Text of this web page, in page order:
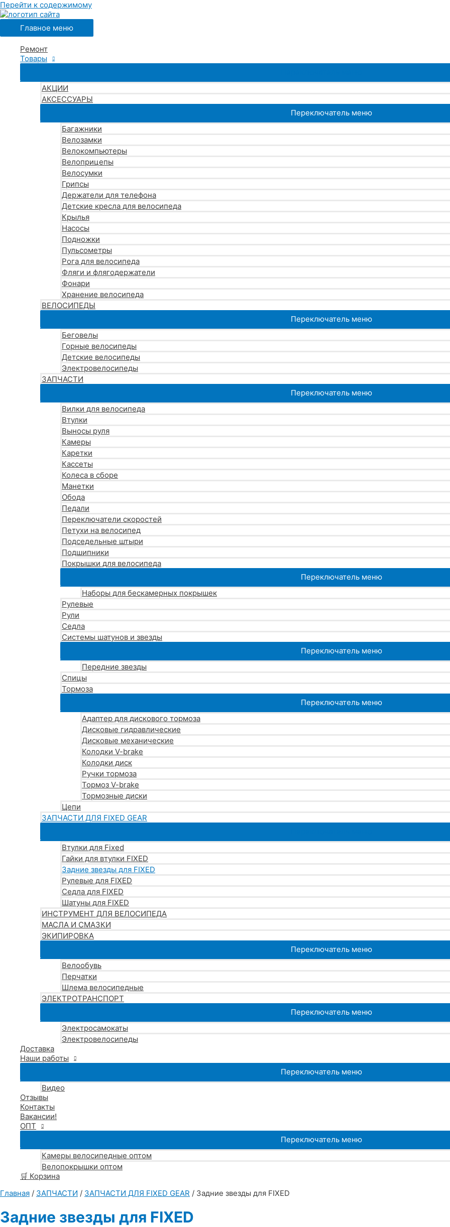
Перейти к содержимому
Главное меню
Ремонт
Товары
АКЦИИ
АКСЕССУАРЫ
Переключатель меню
Багажники
Велозамки
Велокомпьютеры
Велоприцепы
Велосумки
Грипсы
Держатели для телефона
Детские кресла для велосипеда
Крылья
Насосы
Подножки
Пульсометры
Рога для велосипеда
Фляги и флягодержатели
Фонари
Хранение велосипеда
ВЕЛОСИПЕДЫ
Переключатель меню
Беговелы
Горные велосипеды
Детские велосипеды
Электровелосипеды
ЗАПЧАСТИ
Переключатель меню
Вилки для велосипеда
Втулки
Выносы руля
Камеры
Каретки
Кассеты
Колеса в сборе
Манетки
Обода
Педали
Переключатели скоростей
Петухи на велосипед
Подседельные штыри
Подшипники
Покрышки для велосипеда
Переключатель меню
Наборы для бескамерных покрышек
Рулевые
Рули
Седла
Системы шатунов и звезды
Переключатель меню
Передние звезды
Спицы
Тормоза
Переключатель меню
Адаптер для дискового тормоза
Дисковые гидравлические
Дисковые механические
Колодки V-brake
Колодки диск
Ручки тормоза
Тормоз V-brake
Тормозные диски
Цепи
ЗАПЧАСТИ ДЛЯ FIXED GEAR
Втулки для Fixed
Гайки для втулки FIXED
Задние звезды для FIXED
Рулевые для FIXED
Седла для FIXED
Шатуны для FIXED
ИНСТРУМЕНТ ДЛЯ ВЕЛОСИПЕДА
МАСЛА И СМАЗКИ
ЭКИПИРОВКА
Переключатель меню
Велообувь
Перчатки
Шлема велосипедные
ЭЛЕКТРОТРАНСПОРТ
Переключатель меню
Электросамокаты
Электровелосипеды
Доставка
Наши работы
Переключатель меню
Видео
Отзывы
Контакты
Вакансии!
ОПТ
Переключатель меню
Камеры велосипедные оптом
Велопокрышки оптом
🛒 Корзина
Главная / ЗАПЧАСТИ / ЗАПЧАСТИ ДЛЯ FIXED GEAR / Задние звезды для FIXED
Задние звезды для FIXED